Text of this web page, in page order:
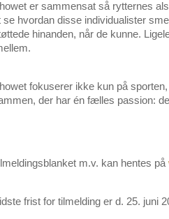
er sammensat så rytternes
se hvordan disse individualister
hinanden, når de kunne.
fokuserer ikke kun på
der har én fælles passion:
m.v. kan hentes på
frist for tilmelding er d. 25. juni